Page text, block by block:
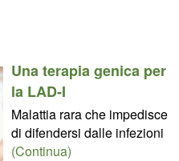
Una terapia genica per
la LAD-I
Malattia rara che impedisce
di difendersi dalle infezioni
(Continua)